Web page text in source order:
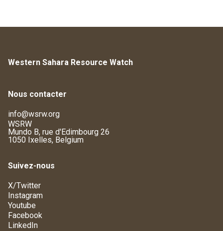
Western Sahara Resource Watch
Nous contacter
info@wsrw.org
WSRW
Mundo B, rue d'Edimbourg 26
1050 Ixelles, Belgium
Suivez-nous
X/Twitter
Instagram
Youtube
Facebook
LinkedIn